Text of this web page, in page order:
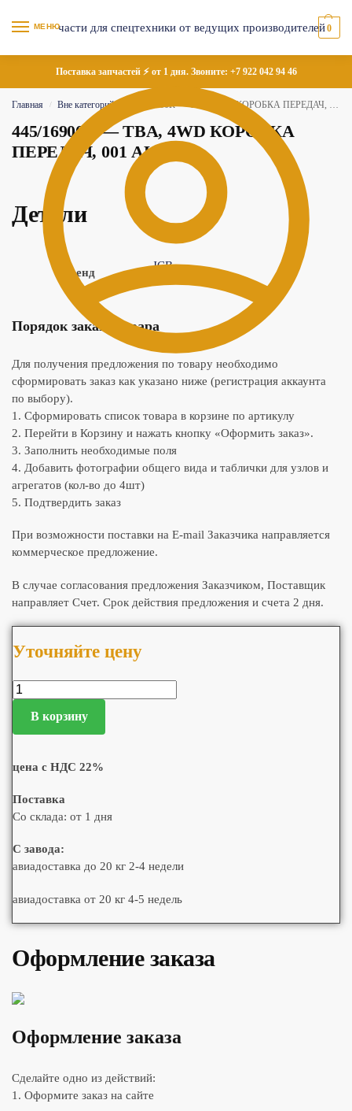
МЕНЮ 0
Поставка запчастей ⚡ от 1 дня. Звоните: +7 922 042 94 46
Главная / Вне категорий 445/16900R — TBA, 4WD КОРОБКА ПЕРЕДАЧ, 001 АКЦИЯ
445/16900R — TBA, 4WD КОРОБКА
ПЕРЕДАЧ, 001 АКЦИЯ
Детали
Бренд
JCB
Порядок заказа товара
Для получения предложения по товару необходимо
сформировать заказ как указано ниже (регистрация аккаунта
по выбору).
1. Сформировать список товара в корзине по артикулу
2. Перейти в Корзину и нажать кнопку «Оформить заказ».
3. Заполнить необходимые поля
4. Добавить фотографии общего вида и таблички для узлов и
агрегатов (кол-во до 4шт)
5. Подтвердить заказ
При возможности поставки на E-mail Заказчика направляется
коммерческое предложение.
В случае согласования предложения Заказчиком, Поставщик
направляет Счет. Срок действия предложения и счета 2 дня.
Уточняйте цену
В корзину
цена с НДС 22%
Поставка
Со склада: от 1 дня
С завода:
авиадоставка до 20 кг 2-4 недели
авиадоставка от 20 кг 4-5 недель
Оформление заказа
Оформление заказа
Сделайте одно из действий:
1. Оформите заказ на сайте